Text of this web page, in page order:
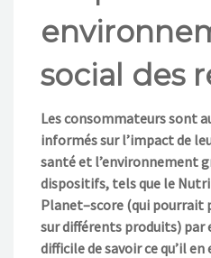
social des
Les consommateurs sont
informés sur l’impact de
santéet l’environnement
dispositifs, tels que le
Planet–score (qui pourrait
sur différents produits) par
difficile de savoir ce qu’il